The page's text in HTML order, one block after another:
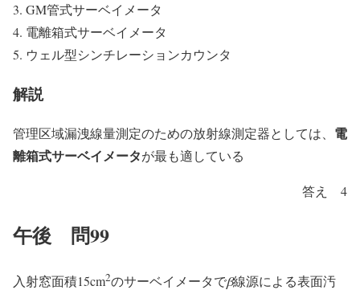
GM管式サーベイメータ
電離箱式サーベイメータ
ウェル型シンチレーションカウンタ
解説
管理区域漏洩線量測定のための放射線測定器としては、 電
離箱式サーベイメータが最も適している
答え 4
午後 問99
入射窓面積15cm2のサーベイメータでβ線源による表面汚